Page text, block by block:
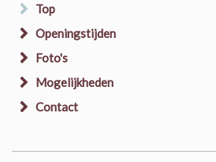
Top
Openingstijden
Foto's
Mogelijkheden
Contact